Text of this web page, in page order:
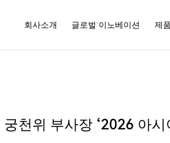
회사소개 글로벌 이노베이션 제
궁천위 부사장 ‘2026 아